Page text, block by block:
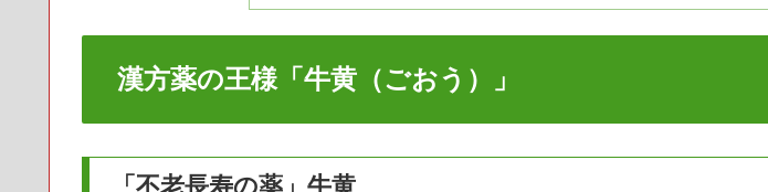
漢方薬の王様「牛黄（ごおう）」
「不老長寿の薬」牛黄